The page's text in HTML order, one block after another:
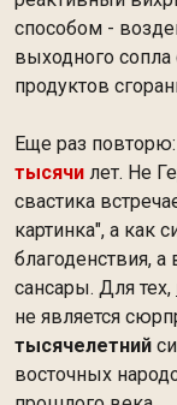
способом -
выходного сопла
продуктов
Еще раз
тысячи лет. Не
свастика
картинка", а как
благоденствия,
сансары. Для тех,
не является
тысячелетний
восточных